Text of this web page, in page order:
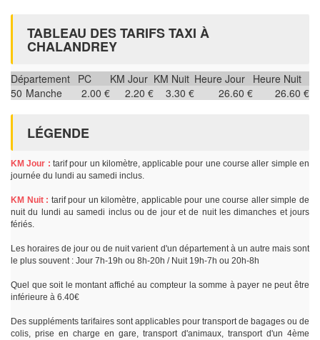
TABLEAU DES TARIFS TAXI À
CHALANDREY
Département PC KM Jour KM Nuit Heure Jour Heure Nuit
50 Manche 2.00 € 2.20 € 3.30 € 26.60 € 26.60 €
LÉGENDE
KM Jour : tarif pour un kilomètre, applicable pour une course aller simple en
journée du lundi au samedi inclus.
KM Nuit : tarif pour un kilomètre, applicable pour une course aller simple de
nuit du lundi au samedi inclus ou de jour et de nuit les dimanches et jours
fériés.
Les horaires de jour ou de nuit varient d'un département à un autre mais sont
le plus souvent : Jour 7h-19h ou 8h-20h / Nuit 19h-7h ou 20h-8h
Quel que soit le montant affiché au compteur la somme à payer ne peut être
inférieure à 6.40€
Des suppléments tarifaires sont applicables pour transport de bagages ou de
colis, prise en charge en gare, transport d'animaux, transport d'un 4ème